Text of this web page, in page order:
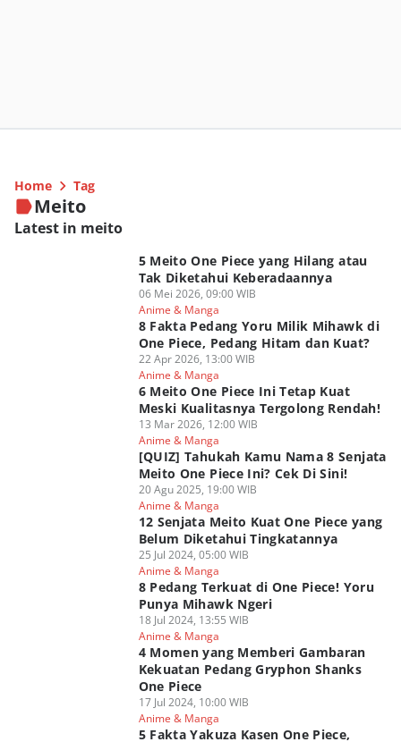
Home Tag
Meito
Latest in meito
5 Meito One Piece yang Hilang atau
Tak Diketahui Keberadaannya
06 Mei 2026, 09:00 WIB
Anime & Manga
8 Fakta Pedang Yoru Milik Mihawk di
One Piece, Pedang Hitam dan Kuat?
22 Apr 2026, 13:00 WIB
Anime & Manga
6 Meito One Piece Ini Tetap Kuat
Meski Kualitasnya Tergolong Rendah!
13 Mar 2026, 12:00 WIB
Anime & Manga
[QUIZ] Tahukah Kamu Nama 8 Senjata
Meito One Piece Ini? Cek Di Sini!
20 Agu 2025, 19:00 WIB
Anime & Manga
12 Senjata Meito Kuat One Piece yang
Belum Diketahui Tingkatannya
25 Jul 2024, 05:00 WIB
Anime & Manga
8 Pedang Terkuat di One Piece! Yoru
Punya Mihawk Ngeri
18 Jul 2024, 13:55 WIB
Anime & Manga
4 Momen yang Memberi Gambaran
Kekuatan Pedang Gryphon Shanks
One Piece
17 Jul 2024, 10:00 WIB
Anime & Manga
5 Fakta Yakuza Kasen One Piece,